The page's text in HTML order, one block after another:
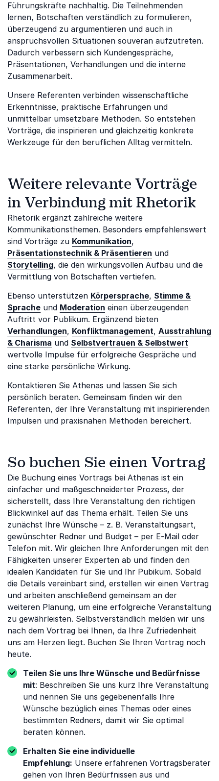
Führungskräfte nachhaltig. Die Teilnehmenden
lernen, Botschaften verständlich zu formulieren,
überzeugend zu argumentieren und auch in
anspruchsvollen Situationen souverän aufzutreten.
Dadurch verbessern sich Kundengespräche,
Präsentationen, Verhandlungen und die interne
Zusammenarbeit.
Unsere Referenten verbinden wissenschaftliche
Erkenntnisse, praktische Erfahrungen und
unmittelbar umsetzbare Methoden. So entstehen
Vorträge, die inspirieren und gleichzeitig konkrete
Werkzeuge für den beruflichen Alltag vermitteln.
Weitere relevante Vorträge
in Verbindung mit Rhetorik
Rhetorik ergänzt zahlreiche weitere
Kommunikationsthemen. Besonders empfehlenswert
sind Vorträge zu Kommunikation,
Präsentationstechnik & Präsentieren und
Storytelling, die den wirkungsvollen Aufbau und die
Vermittlung von Botschaften vertiefen.
Ebenso unterstützen Körpersprache, Stimme &
Sprache und Moderation einen überzeugenden
Auftritt vor Publikum. Ergänzend bieten
Verhandlungen, Konfliktmanagement, Ausstrahlung
& Charisma und Selbstvertrauen & Selbstwert
wertvolle Impulse für erfolgreiche Gespräche und
eine starke persönliche Wirkung.
Kontaktieren Sie Athenas und lassen Sie sich
persönlich beraten. Gemeinsam finden wir den
Referenten, der Ihre Veranstaltung mit inspirierenden
Impulsen und praxisnahen Methoden bereichert.
So buchen Sie einen Vortrag
Die Buchung eines Vortrags bei Athenas ist ein
einfacher und maßgeschneiderter Prozess, der
sicherstellt, dass Ihre Veranstaltung den richtigen
Blickwinkel auf das Thema erhält. Teilen Sie uns
zunächst Ihre Wünsche – z. B. Veranstaltungsart,
gewünschter Redner und Budget – per E-Mail oder
Telefon mit. Wir gleichen Ihre Anforderungen mit den
Fähigkeiten unserer Experten ab und finden den
idealen Kandidaten für Sie und Ihr Pubikum. Sobald
die Details vereinbart sind, erstellen wir einen Vertrag
und arbeiten anschließend gemeinsam an der
weiteren Planung, um eine erfolgreiche Veranstaltung
zu gewährleisten. Selbstverständlich melden wir uns
nach dem Vortrag bei Ihnen, da Ihre Zufriedenheit
uns am Herzen liegt. Buchen Sie Ihren Vortrag noch
heute.
Teilen Sie uns Ihre Wünsche und Bedürfnisse
mit: Beschreiben Sie uns kurz Ihre Veranstaltung
und nennen Sie uns gegebenenfalls Ihre
Wünsche bezüglich eines Themas oder eines
bestimmten Redners, damit wir Sie optimal
beraten können.
Erhalten Sie eine individuelle
Empfehlung: Unsere erfahrenen Vortragsberater
gehen von Ihren Bedürfnissen aus und